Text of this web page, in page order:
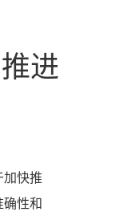
进
快推
性和